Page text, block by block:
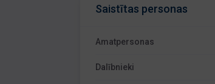
Saistītas personas
Amatpersonas
Dalībnieki